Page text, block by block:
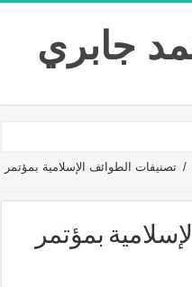
/ تصنيفات الطوائف الإسلامية بمؤتمر
بمؤتمر